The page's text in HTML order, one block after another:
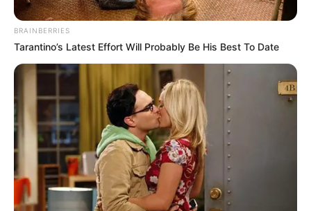
BRAINBERRIES
Tarantino’s Latest Effort Will Probably Be His Best To Date